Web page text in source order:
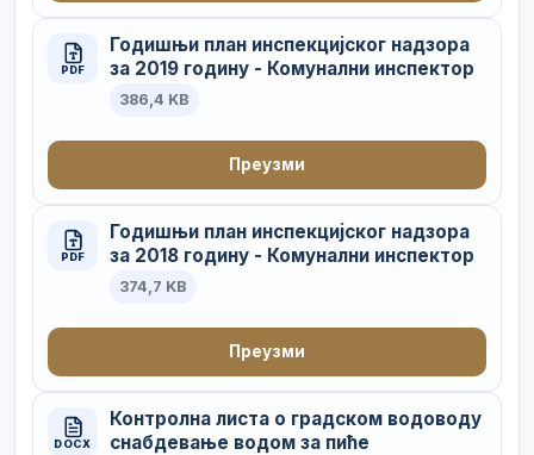
PDF
Годишњи план инспекцијског надзора
за 2019 годину - Комунални инспектор
386,4 KB
Преузми
PDF
Годишњи план инспекцијског надзора
за 2018 годину - Комунални инспектор
374,7 KB
Преузми
DOCX
Контролна листа о градском водоводу
снабдевање водом за пиће